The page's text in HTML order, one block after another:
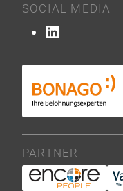
PARTNER
SOCIAL MEDIA